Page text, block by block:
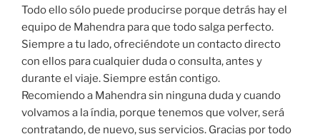
Todo ello sólo puede producirse porque detrás hay el
equipo de Mahendra para que todo salga perfecto.
Siempre a tu lado, ofreciéndote un contacto directo
con ellos para cualquier duda o consulta, antes y
durante el viaje. Siempre están contigo.
Recomiendo a Mahendra sin ninguna duda y cuando
volvamos a la índia, porque tenemos que volver, será
contratando, de nuevo, sus servicios. Gracias por todo